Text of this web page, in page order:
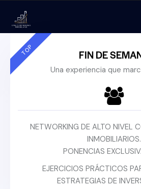
TOP FIN DE
Una experiencia que
NETWORKING DE ALTO NIVEL
INMOBILIARIOS.
PONENCIAS
EJERCICIOS PRÁCTICOS
ESTRATEGIAS DE